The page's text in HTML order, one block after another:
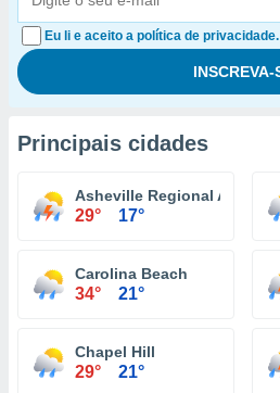
Eu li e aceito a política de privacidade.
Principais cidades
Asheville Regional Airport
29° 17°
Carolina Beach
34° 21°
Chapel Hill
29° 21°